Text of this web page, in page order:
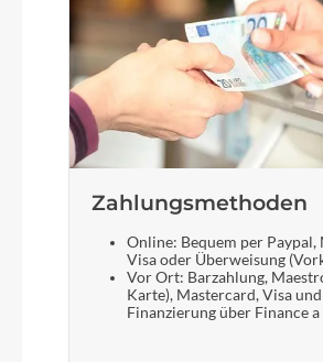
Zahlungsmethoden
Online: Bequem per Paypal,
Visa oder Überweisung
Vor Ort: Barzahlung,
Karte), Mastercard, Visa
Finanzierung über Finance a